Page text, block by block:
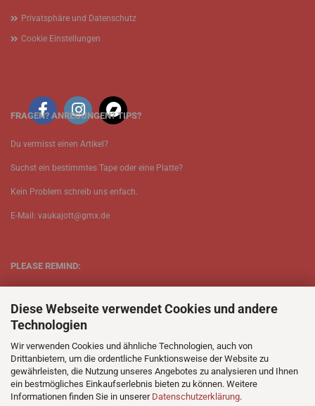
Diese Webseite verwendet Cookies und andere
Technologien
Wir verwenden Cookies und ähnliche Technologien, auch von
Drittanbietern, um die ordentliche Funktionsweise der Website zu
gewährleisten, die Nutzung unseres Angebotes zu analysieren und Ihnen
ein bestmögliches Einkaufserlebnis bieten zu können. Weitere
Informationen finden Sie in unserer Datenschutzerklärung.
Privatsphäre und Datenschutz
Cookie Einstellungen
FRAGEN? ANREGUNGEN? TIPS?
Du vermisst einen Artikel?
Suchst ein bestimmtes Tape oder eine Platte?
Kein Problem schreib uns enfach.
E-Mail: vaukajott@gmx.de
PLEASE REMIND:
Be patient when ordering.
Your records will be send asap.
No Discogs.
No Spotify.